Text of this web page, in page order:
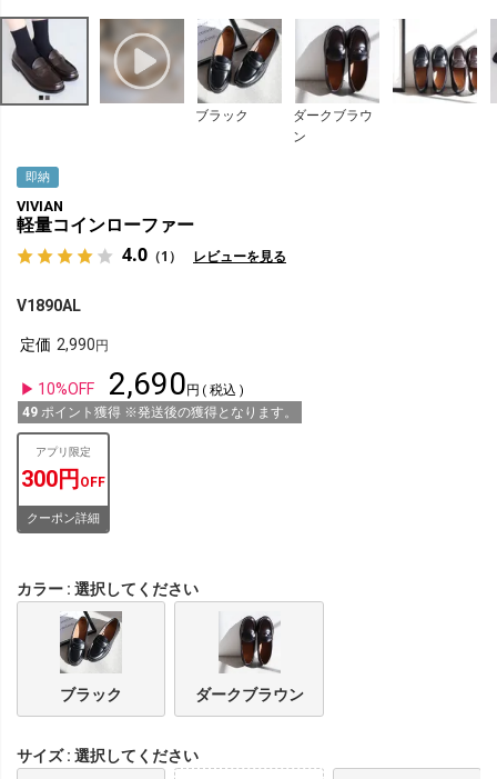
ブラック
ダークブラウ
ン
即納
VIVIAN
軽量コインローファー
4.0 （1） レビューを見る
V1890AL
定価 2,990
10%OFF 2,690
税込
49 ポイント獲得 ※発送後の獲得となります。
アプリ限定
300円 OFF
クーポン詳細
カラー 選択してください
ブラック ダークブラウン
サイズ
選択してください